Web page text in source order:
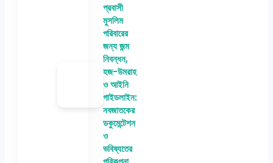
প্রবাসী
মুসলিম
পরিবারের
জন্য জন্ম
নিবন্ধন,
হজ-উমরাহ
ও আইনি
গাইডলাইন:
নবজাতকের
ডকুমেন্টেশন
ও
ভবিষ্যতের